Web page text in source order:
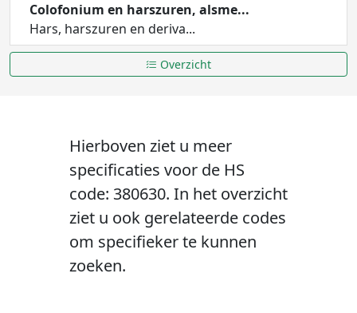
Colofonium en harszuren, alsme...
Hars, harszuren en deriva...
Overzicht
Hierboven ziet u meer
specificaties voor de HS
code: 380630. In het overzicht
ziet u ook gerelateerde codes
om specifieker te kunnen
zoeken.